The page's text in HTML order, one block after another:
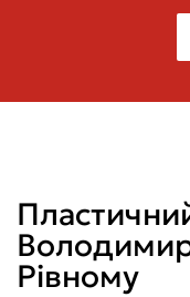
Рівному